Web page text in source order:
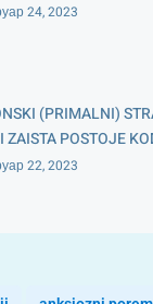
24, 2023
(PRIMALNI)
ZAISTA POSTOJE
22, 2023